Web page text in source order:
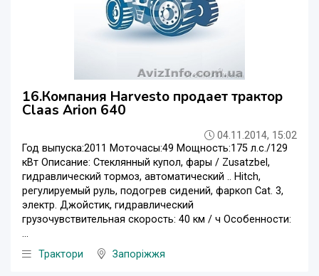
16.Компания Harvesto продает трактор
Claas Arion 640
04.11.2014, 15:02
Год выпуска:2011 Моточасы:49 Мощность:175 л.с./129
кВт Описание: Стеклянный купол, фары / Zusatzbel,
гидравлический тормоз, автоматический .. Hitch,
регулируемый руль, подогрев сидений, фаркоп Cat. 3,
электр. Джойстик, гидравлический
грузочувствительная скорость: 40 км / ч Особенности:
...
Трактори
Запоріжжя